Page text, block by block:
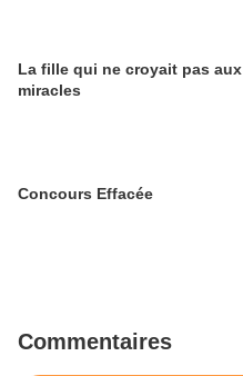
La fille qui ne croyait pas aux
miracles
Concours Effacée
Commentaires